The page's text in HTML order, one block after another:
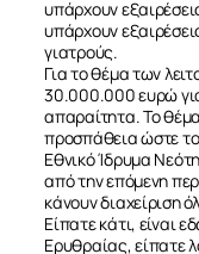
υπάρχουν
υπάρχουν
γιατρούς.
Για το θέμα των
30.000.000 ευρώ
απαραίτητα. Το
προσπάθεια ώστε
Εθνικό Ίδρυμα
από την επόμενη
κάνουν διαχείριση
Είπατε κάτι, είναι
Ερυθραίας, είπατε